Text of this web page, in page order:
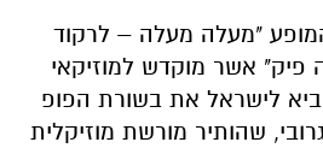
"מעלה מעלה – לרקוד
פיק" אשר מוקדש למוזיקאי
לישראל את בשורת הפופ
שהותיר מורשת מוזיקלית